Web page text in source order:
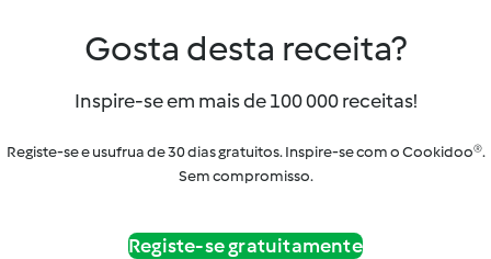
Gosta desta receita?
Inspire-se em mais de 100 000 receitas!
Registe-se e usufrua de 30 dias gratuitos. Inspire-se com o Cookidoo®.
Sem compromisso.
Registe-se gratuitamente